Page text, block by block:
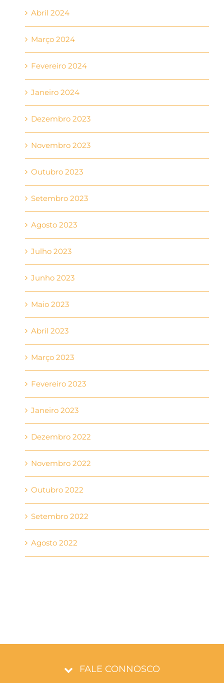
Abril 2024
Março 2024
Fevereiro 2024
Janeiro 2024
Dezembro 2023
Novembro 2023
Outubro 2023
Setembro 2023
Agosto 2023
Julho 2023
Junho 2023
Maio 2023
Abril 2023
Março 2023
Fevereiro 2023
Janeiro 2023
Dezembro 2022
Novembro 2022
Outubro 2022
Setembro 2022
Agosto 2022
FALE CONNOSCO